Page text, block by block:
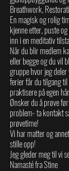
Breathwork,
En magisk og rolig
kjenne etter, puste
inn i en meditativ
Når du blir medlem
eller begge og du vil
gruppe hvor jeg
ferier får du tilgang
praktisere på egen
Ønsker du å prøve
problem- ta kontakt
prøvetime!
Vi har matter og
stille opp!
Jeg gleder meg til vi
Namasté fra Stine